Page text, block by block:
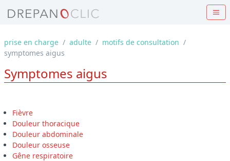
prise en charge / adulte / motifs de consultation /
symptomes aigus
Symptomes aigus
Fièvre
Douleur thoracique
Douleur abdominale
Douleur osseuse
Gêne respiratoire